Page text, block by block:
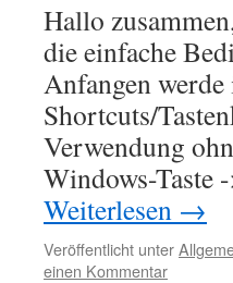
Hallo
die einfache
Anfangen
Shortcuts/
Verwendung
Windows-Taste
Weiterlesen →
Veröffentlicht unter
einen Kommentar